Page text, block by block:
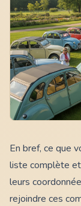
En bref, ce que
liste complète
leurs
rejoindre ces